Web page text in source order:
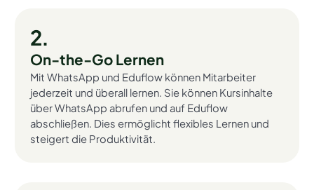
2.
On-the-Go Lernen
Mit WhatsApp und Eduflow können Mitarbeiter
jederzeit und überall lernen. Sie können Kursinhalte
über WhatsApp abrufen und auf Eduflow
abschließen. Dies ermöglicht flexibles Lernen und
steigert die Produktivität.